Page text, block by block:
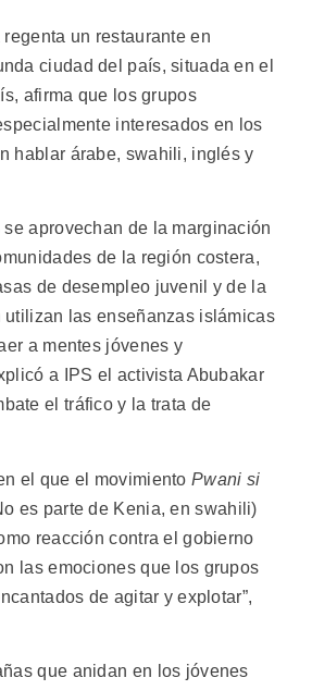
un restaurante en
ciudad del país, situada en el
afirma que los grupos
interesados en los
hablar árabe, swahili, inglés y
se aprovechan de la marginación
de la región costera,
de desempleo juvenil y de la
utilizan las enseñanzas islámicas
a mentes jóvenes y
a IPS el activista Abubakar
el tráfico y la trata de
el que el movimiento Pwani si
es parte de Kenia, en swahili)
reacción contra el gobierno
las emociones que los grupos
de agitar y explotar”,
que anidan en los jóvenes